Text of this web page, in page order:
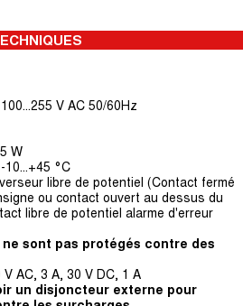
100...255 V AC 50/60Hz
W
-10…+45 °C
libre de potentiel (Contact fermé
ou contact ouvert au dessus du
libre de potentiel alarme d'erreur
sont pas protégés contre des
V AC, 3 A, 30 V DC, 1 A
un disjoncteur externe pour